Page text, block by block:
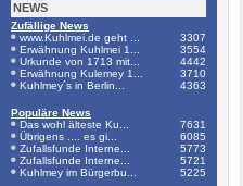
NEWS
Zufällige News
www.Kuhlmei.de geht ...
3307
Erwähnung Kuhlmei 1...
3554
Urkunde von 1713 mit...
4442
Erwähnung Kulemey 1...
3710
Kuhlmey´s in Berlin...
4363
Populäre News
Das wohl älteste Ku...
7631
Übrigens .... es gi...
6085
Zufallsfunde Interne...
5773
Zufallsfunde Interne...
5721
Kuhlmey im Bürgerbu...
5225